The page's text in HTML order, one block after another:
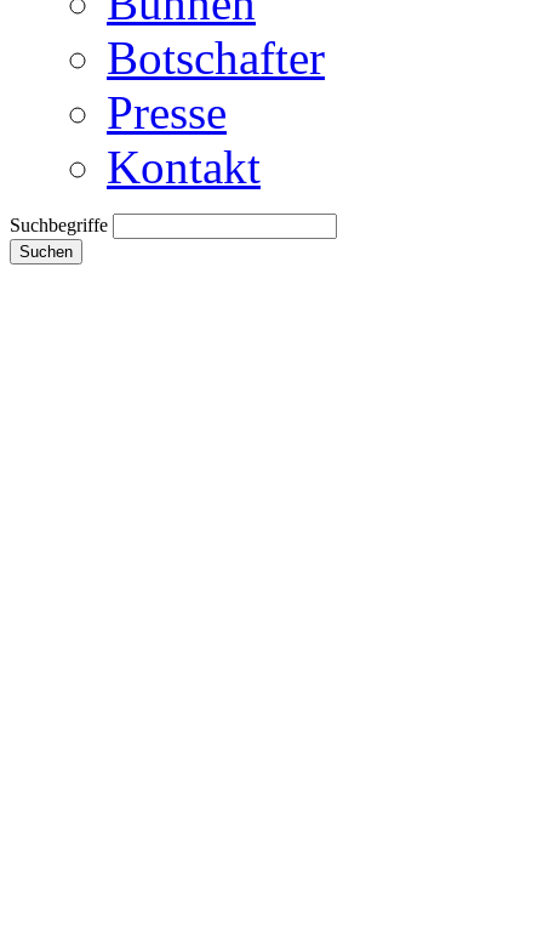
Botschafter
Presse
Kontakt
Suchbegriffe
Suchen